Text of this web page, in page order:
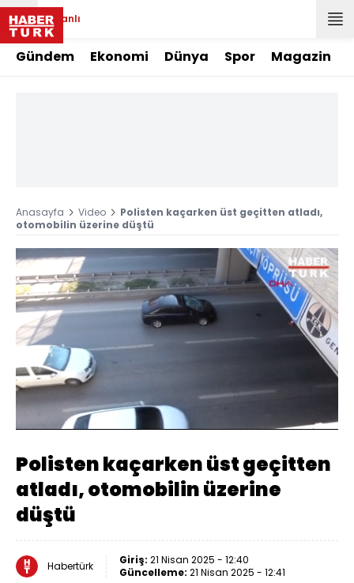
Canlı
Gündem Ekonomi Dünya Spor Magazin
Anasayfa Video
Polisten kaçarken üst geçitten atladı,
otomobilin üzerine düştü
Sesi
Aç
Yüklendi
33.48%
Hızı
Polisten kaçarken üst geçitten
atladı, otomobilin üzerine
düştü
Habertürk Giriş: 21 Nisan 2025 - 12:40
Güncelleme: 21 Nisan 2025 - 12:41